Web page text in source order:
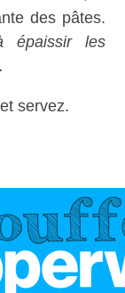
des pâtes.
épaissir les
servez.